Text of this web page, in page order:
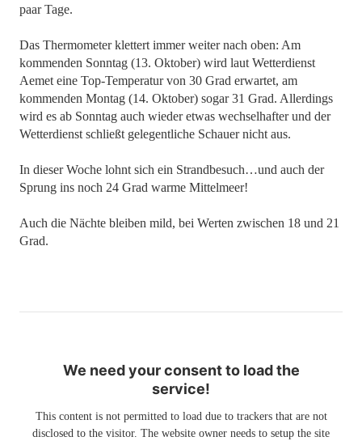
paar Tage.
Das Thermometer klettert immer weiter nach oben: Am
kommenden Sonntag (13. Oktober) wird laut Wetterdienst
Aemet eine Top-Temperatur von 30 Grad erwartet, am
kommenden Montag (14. Oktober) sogar 31 Grad. Allerdings
wird es ab Sonntag auch wieder etwas wechselhafter und der
Wetterdienst schließt gelegentliche Schauer nicht aus.
In dieser Woche lohnt sich ein Strandbesuch…und auch der
Sprung ins noch 24 Grad warme Mittelmeer!
Auch die Nächte bleiben mild, bei Werten zwischen 18 und 21
Grad.
We need your consent to load the
service!
This content is not permitted to load due to trackers that are not
disclosed to the visitor. The website owner needs to setup the site